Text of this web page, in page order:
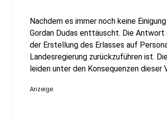
Nachdem es immer noch keine
Gordan Dudas enttäuscht. Die
der Erstellung des Erlasses auf
Landesregierung zurückzuführen ist.
leiden unter den Konsequenzen dieser
Anzeige